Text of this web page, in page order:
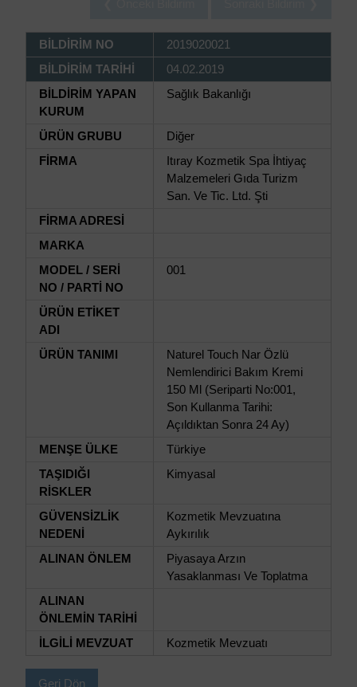
BİLDİRİM NO
2019020021
BİLDİRİM TARİHİ
04.02.2019
BİLDİRİM YAPAN
KURUM
Sağlık Bakanlığı
ÜRÜN GRUBU
Diğer
FİRMA
Itıray Kozmetik Spa İhtiyaç
Malzemeleri Gıda Turizm
San. Ve Tic. Ltd. Şti
FİRMA ADRESİ
MARKA
MODEL / SERİ
NO / PARTİ NO
001
ÜRÜN ETİKET
ADI
ÜRÜN TANIMI
Naturel Touch Nar Özlü
Nemlendirici Bakım Kremi
150 Ml (Seriparti No:001,
Son Kullanma Tarihi:
Açıldıktan Sonra 24 Ay)
MENŞE ÜLKE
Türkiye
TAŞIDIĞI
RİSKLER
Kimyasal
GÜVENSİZLİK
NEDENİ
Kozmetik Mevzuatına
Aykırılık
ALINAN ÖNLEM
Piyasaya Arzın
Yasaklanması Ve Toplatma
ALINAN
ÖNLEMİN TARİHİ
İLGİLİ MEVZUAT
Kozmetik Mevzuatı
Geri Dön